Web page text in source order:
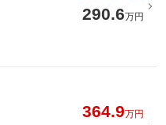
290.6万円
364.9万円